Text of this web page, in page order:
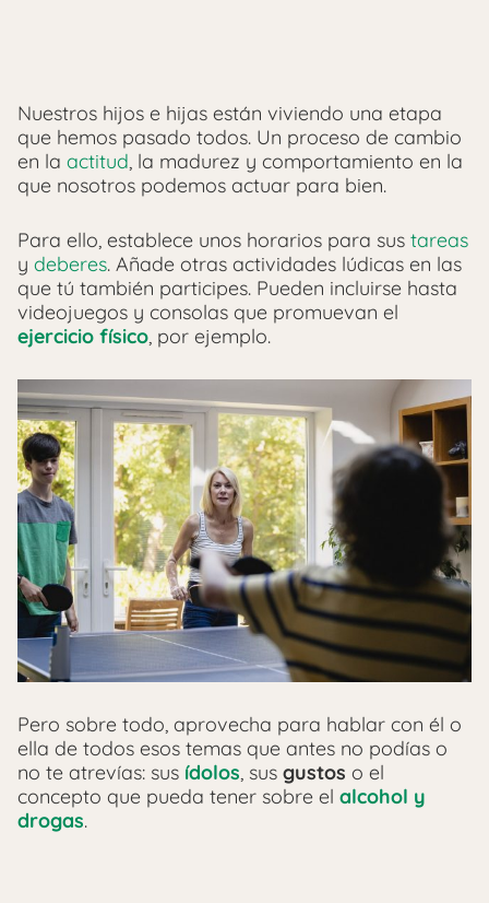
Nuestros hijos e hijas están viviendo una etapa
que hemos pasado todos. Un proceso de cambio
en la actitud, la madurez y comportamiento en la
que nosotros podemos actuar para bien.
Para ello, establece unos horarios para sus tareas
y deberes. Añade otras actividades lúdicas en las
que tú también participes. Pueden incluirse hasta
videojuegos y consolas que promuevan el
ejercicio físico, por ejemplo.
Pero sobre todo, aprovecha para hablar con él o
ella de todos esos temas que antes no podías o
no te atrevías: sus ídolos, sus gustos o el
concepto que pueda tener sobre el alcohol y
drogas.